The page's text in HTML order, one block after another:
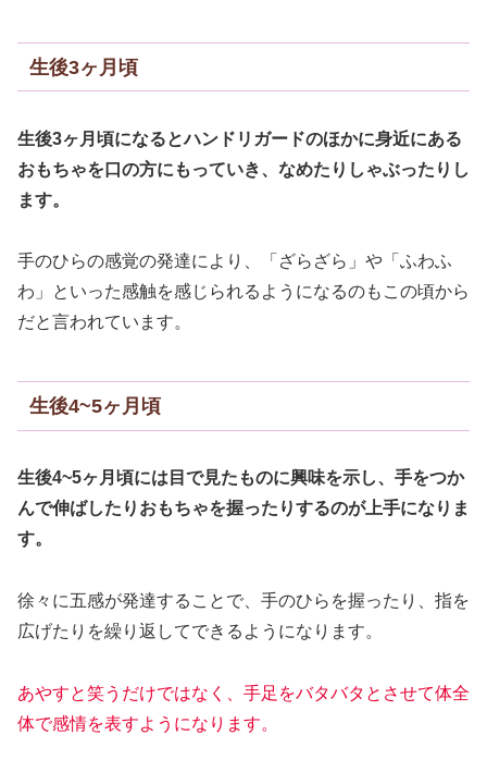
生後3ヶ月頃
生後3ヶ月頃になるとハンドリガードのほかに身近にある
おもちゃを口の方にもっていき、なめたりしゃぶったりし
ます。
手のひらの感覚の発達により、「ざらざら」や「ふわふ
わ」といった感触を感じられるようになるのもこの頃から
だと言われています。
生後4~5ヶ月頃
生後4~5ヶ月頃には目で見たものに興味を示し、手をつか
んで伸ばしたりおもちゃを握ったりするのが上手になりま
す。
徐々に五感が発達することで、手のひらを握ったり、指を
広げたりを繰り返してできるようになります。
あやすと笑うだけではなく、手足をバタバタとさせて体全
体で感情を表すようになります。